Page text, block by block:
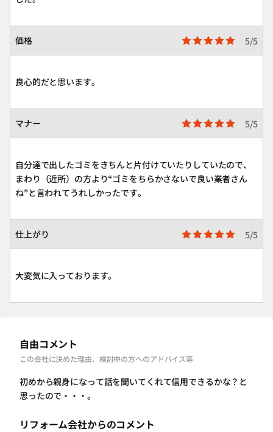
価格 5/5
良心的だと思います。
マナー 5/5
自分達で出したゴミをきちんと片付けていたりしていたので、
まわり（近所）の方より“ゴミをちらかさないで良い業者さん
ね”と言われてうれしかったです。
仕上がり 5/5
大変気に入っております。
自由コメント
この会社に決めた理由、検討中の方へのアドバイス等
初めから親身になって話を聞いてくれて信用できるかな？と
思ったので・・・。
リフォーム会社からのコメント